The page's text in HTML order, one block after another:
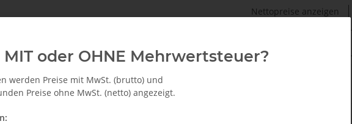
Nettopreise anzeigen
MIT oder OHNE Mehrwertsteuer?
werden Preise mit MwSt. (brutto) und
Preise ohne MwSt. (netto) angezeigt.